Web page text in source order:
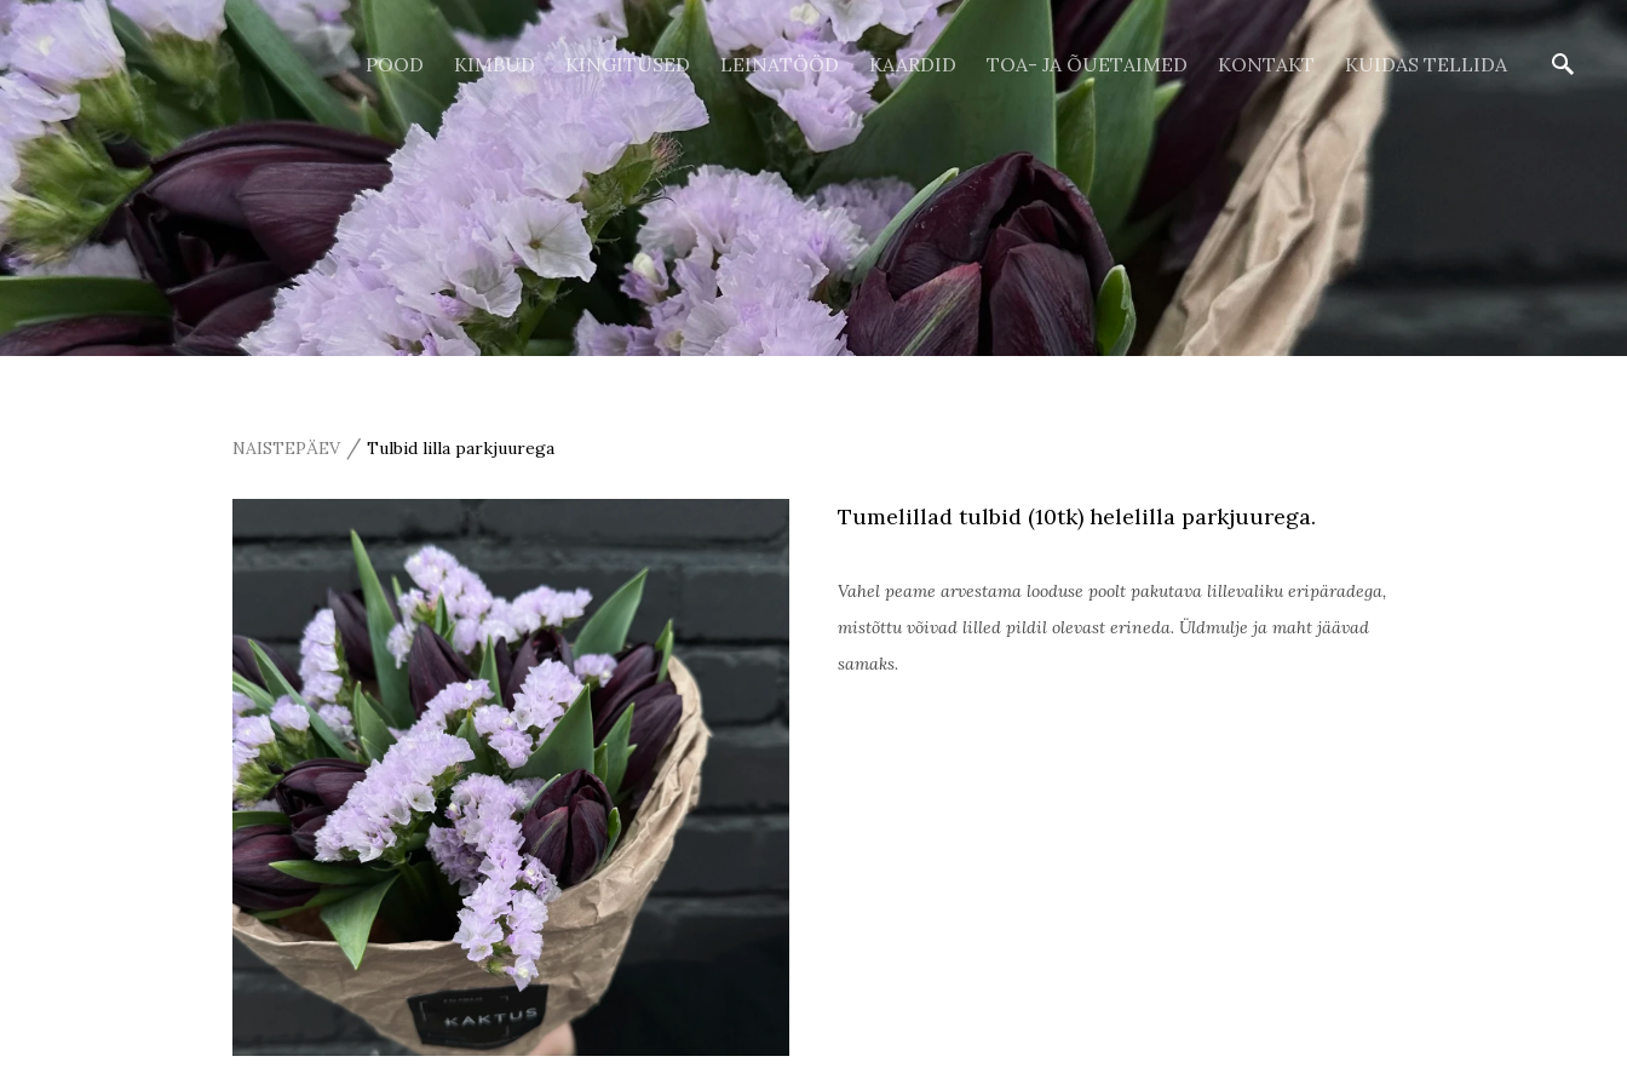
POOD KIMBUD KINGITUSED LEINATÖÖD KAARDID TOA- JA ÕUETAIMED KONTAKT KUIDAS TELLIDA
NAISTEPÄEV / Tulbid lilla parkjuurega
Tumelillad tulbid (10tk) helelilla parkjuurega.
Vahel peame arvestama looduse poolt pakutava lillevaliku eripäradega,
mistõttu võivad lilled pildil olevast erineda. Üldmulje ja maht jäävad
samaks.